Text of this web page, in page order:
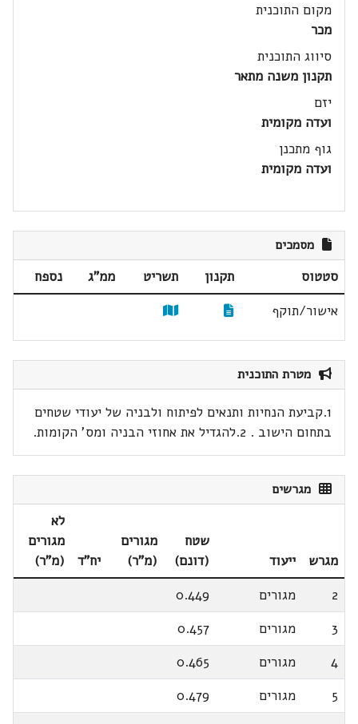
מקום התוכנית
מכר
סיווג התוכנית
תקנון משנה מתאר
יזם
ועדה מקומית
גוף מתכנן
ועדה מקומית
מסמכים
סטטוס תקנון תשריט ממ"ג
נספח
אישור/תוקף
מטרת התוכנית
1.קביעת הנחיות ותנאים לפיתוח ולבניה של יעודי שטחים
בתחום הישוב . 2.להגדיל את אחוזי הבניה ומס' הקומות.
מגרשים
מגרש ייעוד
שטח
(דונם)
מגורים
(מ"ר)
יח"ד
לא
מגורים
(מ"ר)
2
מגורים
0.449
3
מגורים
0.457
4
מגורים
0.465
5
מגורים
0.479